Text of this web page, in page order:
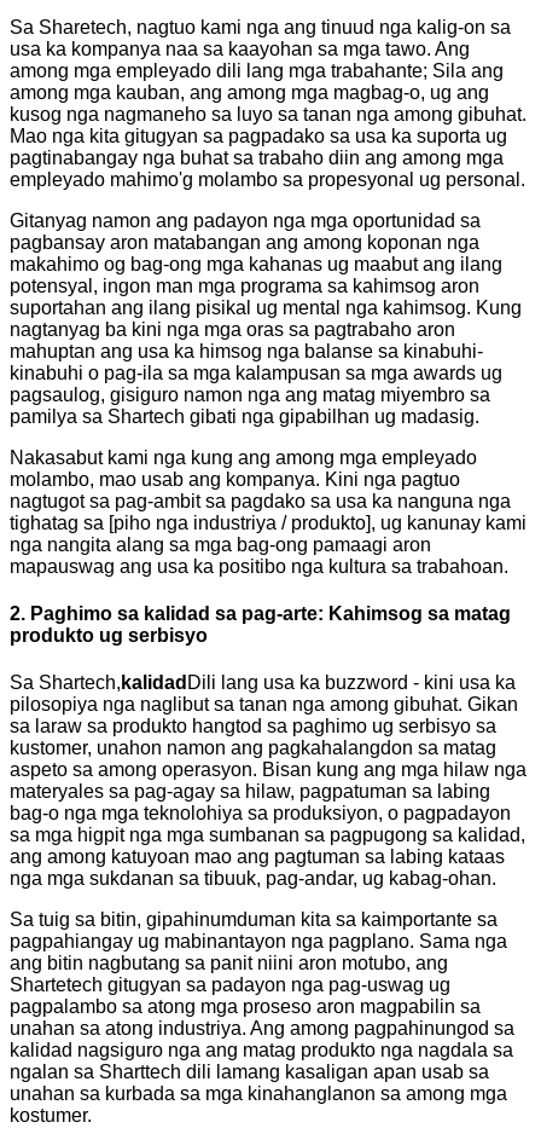
Sa Sharetech, nagtuo kami nga ang tinuud nga kalig-on sa
usa ka kompanya naa sa kaayohan sa mga tawo. Ang
among mga empleyado dili lang mga trabahante; Sila ang
among mga kauban, ang among mga magbag-o, ug ang
kusog nga nagmaneho sa luyo sa tanan nga among gibuhat.
Mao nga kita gitugyan sa pagpadako sa usa ka suporta ug
pagtinabangay nga buhat sa trabaho diin ang among mga
empleyado mahimo'g molambo sa propesyonal ug personal.
Gitanyag namon ang padayon nga mga oportunidad sa
pagbansay aron matabangan ang among koponan nga
makahimo og bag-ong mga kahanas ug maabut ang ilang
potensyal, ingon man mga programa sa kahimsog aron
suportahan ang ilang pisikal ug mental nga kahimsog. Kung
nagtanyag ba kini nga mga oras sa pagtrabaho aron
mahuptan ang usa ka himsog nga balanse sa kinabuhi-
kinabuhi o pag-ila sa mga kalampusan sa mga awards ug
pagsaulog, gisiguro namon nga ang matag miyembro sa
pamilya sa Shartech gibati nga gipabilhan ug madasig.
Nakasabut kami nga kung ang among mga empleyado
molambo, mao usab ang kompanya. Kini nga pagtuo
nagtugot sa pag-ambit sa pagdako sa usa ka nanguna nga
tighatag sa [piho nga industriya / produkto], ug kanunay kami
nga nangita alang sa mga bag-ong pamaagi aron
mapauswag ang usa ka positibo nga kultura sa trabahoan.
2. Paghimo sa kalidad sa pag-arte: Kahimsog sa matag
produkto ug serbisyo
Sa Shartech, kalidad Dili lang usa ka buzzword - kini usa ka
pilosopiya nga naglibut sa tanan nga among gibuhat. Gikan
sa laraw sa produkto hangtod sa paghimo ug serbisyo sa
kustomer, unahon namon ang pagkahalangdon sa matag
aspeto sa among operasyon. Bisan kung ang mga hilaw nga
materyales sa pag-agay sa hilaw, pagpatuman sa labing
bag-o nga mga teknolohiya sa produksiyon, o pagpadayon
sa mga higpit nga mga sumbanan sa pagpugong sa kalidad,
ang among katuyoan mao ang pagtuman sa labing kataas
nga mga sukdanan sa tibuuk, pag-andar, ug kabag-ohan.
Sa tuig sa bitin, gipahinumduman kita sa kaimportante sa
pagpahiangay ug mabinantayon nga pagplano. Sama nga
ang bitin nagbutang sa panit niini aron motubo, ang
Shartetech gitugyan sa padayon nga pag-uswag ug
pagpalambo sa atong mga proseso aron magpabilin sa
unahan sa atong industriya. Ang among pagpahinungod sa
kalidad nagsiguro nga ang matag produkto nga nagdala sa
ngalan sa Sharttech dili lamang kasaligan apan usab sa
unahan sa kurbada sa mga kinahanglanon sa among mga
kostumer.